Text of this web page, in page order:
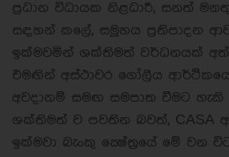
ප්‍රධාන විධායක නිළධාරී, සනත්
සඳහන් කලේ, සමූහය ප්‍රතිපාදන
ඉක්මවමින් ශක්තිමත් වර්ධනයක්
එමඟින් අස්ථාවර ගෝලීය
අවදානම් සමඟ සමපාත වීමට හැකි
ශක්තිමත් ව පවතින බවත්, CASA
ඉක්මවා බැංකු ක්‍ෂේත්‍රයේ මේ වන